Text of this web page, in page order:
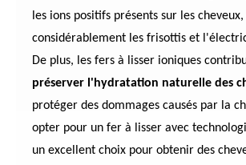
les ions positifs présents sur les
considérablement les frisottis et
De plus, les fers à lisser ioniques
préserver l'hydratation naturelle des
protéger des dommages causés par la
opter pour un fer à lisser avec
un excellent choix pour obtenir des